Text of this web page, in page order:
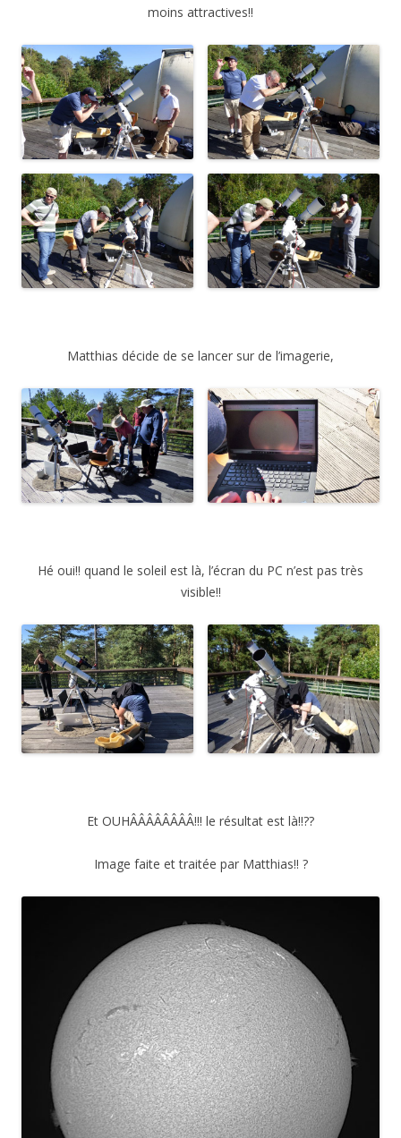
moins attractives!!
Matthias décide de se lancer sur de l’imagerie,
Hé oui!! quand le soleil est là, l’écran du PC n’est pas très
visible!!
Et OUHÂÂÂÂÂÂÂÂ!!! le résultat est là!!??
Image faite et traitée par Matthias!! ?